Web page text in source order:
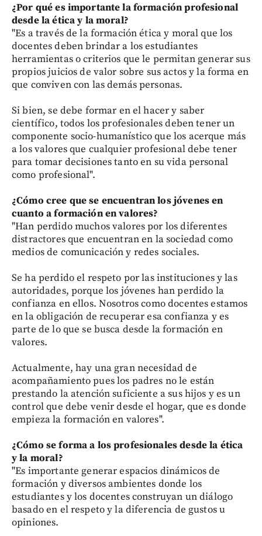
¿Por qué es importante la formación profesional
desde la ética y la moral?
"Es a través de la formación ética y moral que los
docentes deben brindar a los estudiantes
herramientas o criterios que le permitan generar sus
propios juicios de valor sobre sus actos y la forma en
que conviven con las demás personas.
Si bien, se debe formar en el hacer y saber
científico, todos los profesionales deben tener un
componente socio-humanístico que los acerque más
a los valores que cualquier profesional debe tener
para tomar decisiones tanto en su vida personal
como profesional".
¿Cómo cree que se encuentran los jóvenes en
cuanto a formación en valores?
"Han perdido muchos valores por los diferentes
distractores que encuentran en la sociedad como
medios de comunicación y redes sociales.
Se ha perdido el respeto por las instituciones y las
autoridades, porque los jóvenes han perdido la
confianza en ellos. Nosotros como docentes estamos
en la obligación de recuperar esa confianza y es
parte de lo que se busca desde la formación en
valores.
Actualmente, hay una gran necesidad de
acompañamiento pues los padres no le están
prestando la atención suficiente a sus hijos y es un
control que debe venir desde el hogar, que es donde
empieza la formación en valores".
¿Cómo se forma a los profesionales desde la ética
y la moral?
"Es importante generar espacios dinámicos de
formación y diversos ambientes donde los
estudiantes y los docentes construyan un diálogo
basado en el respeto y la diferencia de gustos u
opiniones.